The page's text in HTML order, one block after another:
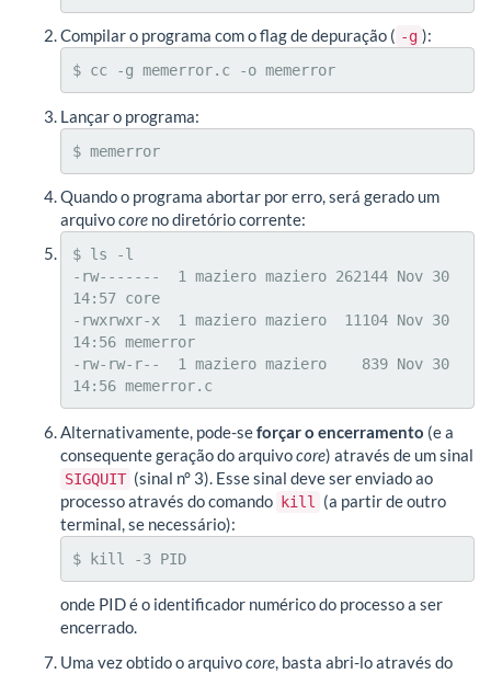
Compilar o programa com o flag de depuração ( -g ):
$ cc -g memerror.c -o memerror
Lançar o programa:
$ memerror
Quando o programa abortar por erro, será gerado um
arquivocore no diretório corrente:
$ ls -l
-rw-------  1 maziero maziero 262144 Nov 30
14:57 core
-rwxrwxr-x  1 maziero maziero  11104 Nov 30
14:56 memerror
-rw-rw-r--  1 maziero maziero    839 Nov 30
14:56 memerror.c
Alternativamente, pode-seforçar o encerramento (e a
consequente geração do arquivocore) através de um sinal
SIGQUIT (sinal n° 3). Esse sinal deve ser enviado ao
processo através do comando
kill
(a partir de outro
terminal, se necessário):
$ kill -3 PID
onde PID é o identificador numérico do processo a ser
encerrado.
Uma vez obtido o arquivocore, basta abri-lo através do